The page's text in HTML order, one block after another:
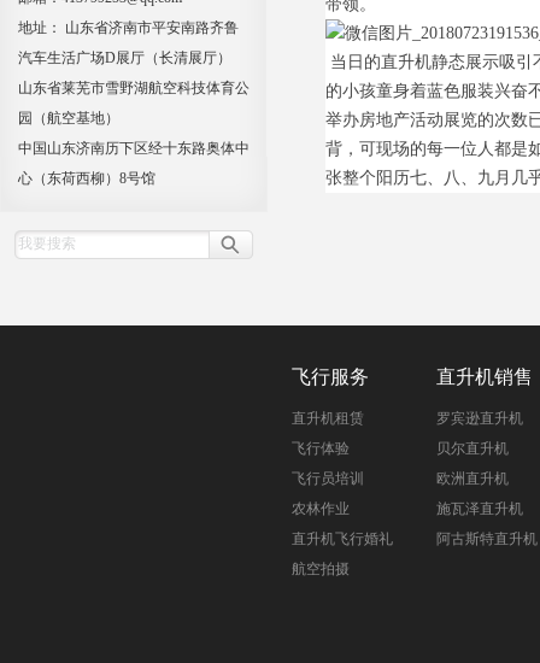
地址： 山东省济南市平安南路齐鲁
汽车生活广场D展厅（长清展厅）
山东省莱芜市雪野湖航空科技体育公
园（航空基地）
中国山东济南历下区经十东路奥体中
心（东荷西柳）8号馆
带领。
当日的直升机静态展示吸
的小孩童身着蓝色服装兴奋
举办房地产活动展览的次数
背，可现场的每一位人都是
张整个阳历七、 八 、 九月几
飞行服务
直升机租赁
飞行体验
飞行员培训
农林作业
直升机飞行婚礼
航空拍摄
直升机销售
罗宾逊直升机
贝尔直升机
欧洲直升机
施瓦泽直升机
阿古斯特直升机